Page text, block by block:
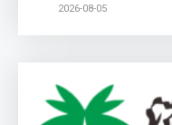
2026-08-05